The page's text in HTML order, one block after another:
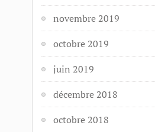
novembre 2019
octobre 2019
juin 2019
décembre 2018
octobre 2018